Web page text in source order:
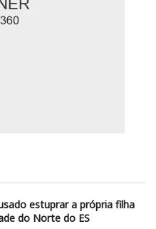
estuprar a própria filha
do Norte do ES